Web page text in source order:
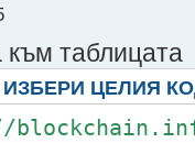
таблицата
ИЗБЕРИ ЦЕЛИЯ